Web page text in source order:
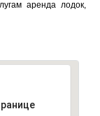
аренда лодок,